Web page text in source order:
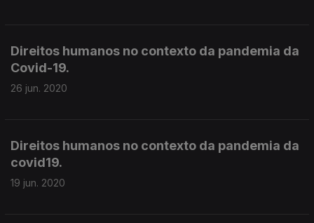
Direitos humanos no contexto da pandemia da
Covid-19.
26 jun. 2020
Direitos humanos no contexto da pandemia da
covid19.
19 jun. 2020